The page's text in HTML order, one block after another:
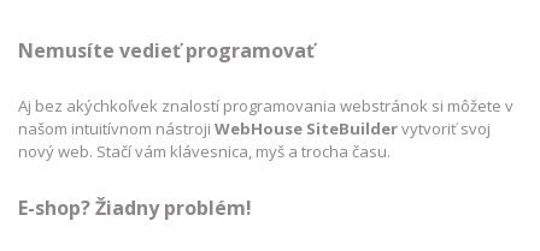
Nemusíte vedieť programovať
Aj bez akýchkoľvek znalostí programovania webstránok si môžete v
našom intuitívnom nástroji WebHouse SiteBuildervytvoriť svoj
nový web. Stačí vám klávesnica, myš a trocha času.
E-shop? Žiadny problém!